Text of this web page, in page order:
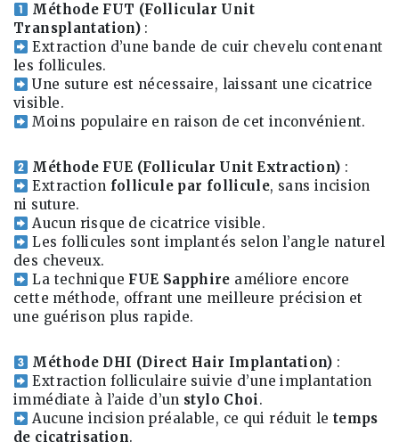
Méthode FUT (Follicular Unit
Transplantation) :
Extraction d’une bande de cuir chevelu contenant
les follicules.
Une suture est nécessaire, laissant une cicatrice
visible.
Moins populaire en raison de cet inconvénient.
Méthode FUE (Follicular Unit Extraction) :
Extraction follicule par follicule, sans incision
ni suture.
Aucun risque de cicatrice visible.
Les follicules sont implantés selon l’angle naturel
des cheveux.
La technique FUE Sapphire améliore encore
cette méthode, offrant une meilleure précision et
une guérison plus rapide.
Méthode DHI (Direct Hair Implantation) :
Extraction folliculaire suivie d’une implantation
immédiate à l’aide d’un stylo Choi.
Aucune incision préalable, ce qui réduit le temps
de cicatrisation.